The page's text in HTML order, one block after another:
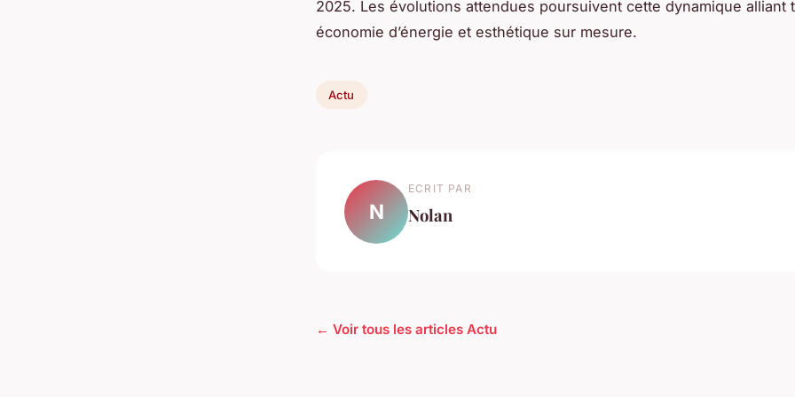
2025. Les évolutions attendues poursuivent cette dynamique alliant
économie d’énergie et esthétique sur mesure.
Actu
N
ECRIT PAR
Nolan
← Voir tous les articles Actu